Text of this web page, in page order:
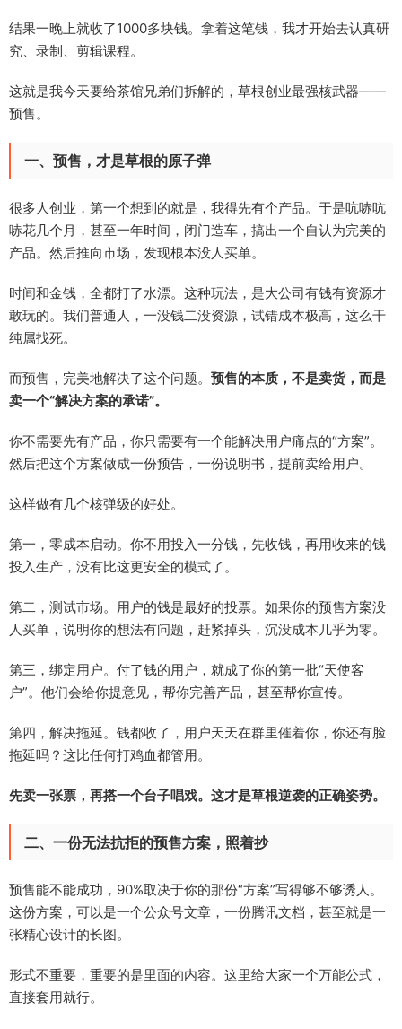
结果一晚上就收了1000多块钱。拿着这笔钱，我才开始去认真研
究、录制、剪辑课程。
这就是我今天要给茶馆兄弟们拆解的，草根创业最强核武器——
预售。
一、预售，才是草根的原子弹
很多人创业，第一个想到的就是，我得先有个产品。于是吭哧吭
哧花几个月，甚至一年时间，闭门造车，搞出一个自认为完美的
产品。然后推向市场，发现根本没人买单。
时间和金钱，全都打了水漂。这种玩法，是大公司有钱有资源才
敢玩的。我们普通人，一没钱二没资源，试错成本极高，这么干
纯属找死。
而预售，完美地解决了这个问题。 预售的本质，不是卖货，而是
卖一个“解决方案的承诺”。
你不需要先有产品，你只需要有一个能解决用户痛点的“方案”。
然后把这个方案做成一份预告，一份说明书，提前卖给用户。
这样做有几个核弹级的好处。
第一，零成本启动。你不用投入一分钱，先收钱，再用收来的钱
投入生产，没有比这更安全的模式了。
第二，测试市场。用户的钱是最好的投票。如果你的预售方案没
人买单，说明你的想法有问题，赶紧掉头，沉没成本几乎为零。
第三，绑定用户。付了钱的用户，就成了你的第一批“天使客
户”。他们会给你提意见，帮你完善产品，甚至帮你宣传。
第四，解决拖延。钱都收了，用户天天在群里催着你，你还有脸
拖延吗？这比任何打鸡血都管用。
先卖一张票，再搭一个台子唱戏。这才是草根逆袭的正确姿势。
二、一份无法抗拒的预售方案，照着抄
预售能不能成功，90%取决于你的那份“方案”写得够不够诱人。
这份方案，可以是一个公众号文章，一份腾讯文档，甚至就是一
张精心设计的长图。
形式不重要，重要的是里面的内容。这里给大家一个万能公式，
直接套用就行。